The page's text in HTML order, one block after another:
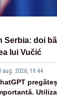
Serbia: doi
lui Vučić
aug. 2026, 19:44